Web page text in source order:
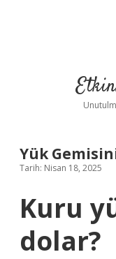
Yük
Tarih: Nisan 18, 2025
Kuru
dolar?